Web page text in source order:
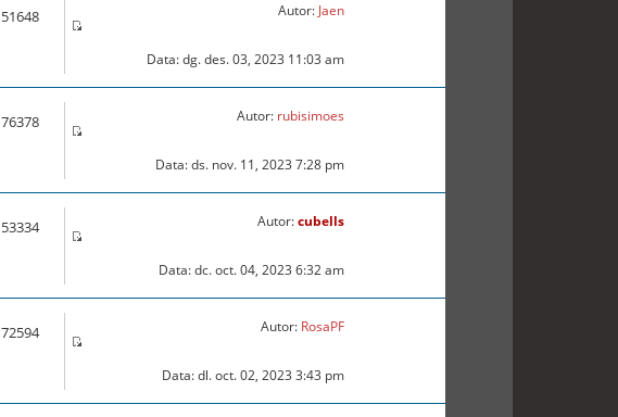
51648 Autor: Jaen
Data: dg. des. 03, 2023 11:03 am
76378 Autor: rubisimoes
Data: ds. nov. 11, 2023 7:28 pm
53334 Autor:cubells
Data: dc. oct. 04, 2023 6:32 am
72594 Autor: RosaPF
Data: dl. oct. 02, 2023 3:43 pm